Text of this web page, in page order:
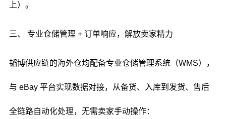
上）。
三、 专业仓储管理 + 订单响应，解放卖家精力
韬博供应链的海外仓均配备专业仓储管理系统（WMS），
与 eBay 平台实现数据对接，从备货、入库到发货、售后
全链路自动化处理，无需卖家手动操作：